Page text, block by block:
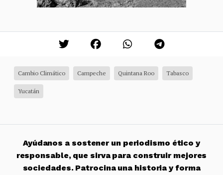
Cambio Climático Campeche Quintana Roo Tabasco
Yucatán
Ayúdanos a sostener un periodismo ético y
responsable, que sirva para construir mejores
sociedades. Patrocina una historia y forma